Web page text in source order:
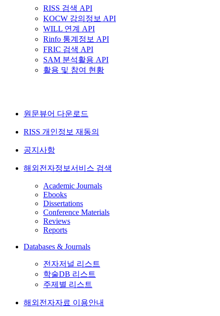
RISS 검색 API
KOCW 강의정보 API
WILL 연계 API
Rinfo 통계정보 API
FRIC 검색 API
SAM 분석활용 API
활용 및 참여 현황
원문뷰어 다운로드
RISS 개인정보 재동의
공지사항
해외전자정보서비스 검색
Academic Journals
Ebooks
Dissertations
Conference Materials
Reviews
Reports
Databases & Journals
전자저널 리스트
학술DB 리스트
주제별 리스트
해외전자자료 이용안내